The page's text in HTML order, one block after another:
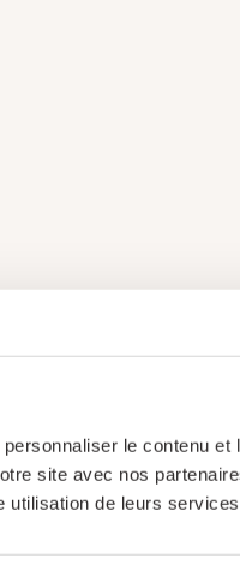
le contenu
site avec nos
utilisation de leurs